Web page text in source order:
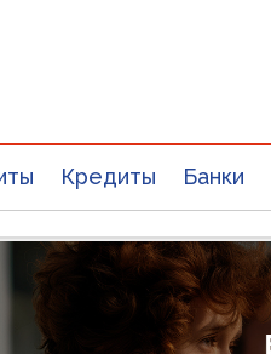
Кредиты Банки